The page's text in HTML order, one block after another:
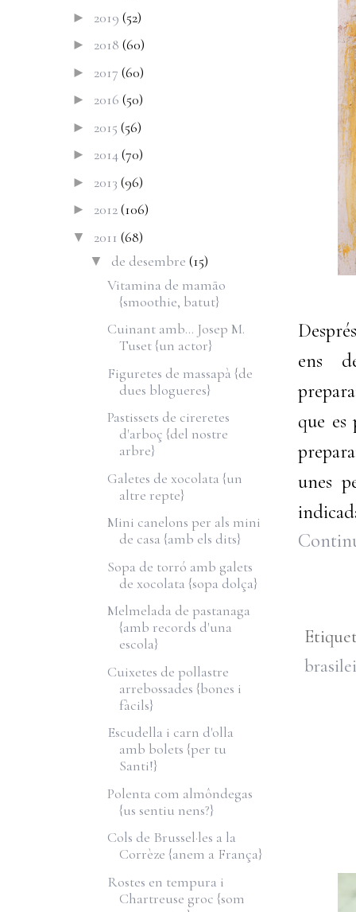
ens
que
unes
► 2019 (52)
► 2018 (60)
► 2017 (60)
► 2016 (50)
► 2015 (56)
► 2014(70)
► 2013 (96)
► 2012(106)
▼ 2011 (68)
▼ de desembre (15)
Vitamina de mamão
{smoothie, batut}
Cuinant amb... Josep M.
Tuset {un actor}
Figuretes de massapà {de
dues blogueres}
Pastissets de cireretes
d'arboç {del nostre
arbre}
Galetes de xocolata {un
altre repte}
Mini canelons per als mini
de casa {amb els dits}
Sopa de torró amb galets
de xocolata {sopa dolça}
Melmelada de pastanaga
{amb records d'una
escola}
Cuixetes de pollastre
arrebossades {bones i
fàcils}
Escudella i carn d'olla
amb bolets {per tu
Santi!}
Polenta com almôndegas
{us sentiu nens?}
Cols de Brussel·les a la
Corrèze {anem a França}
Rostes en tempura i
Chartreuse groc {som